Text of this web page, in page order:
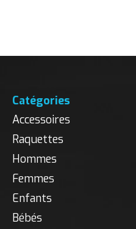
Catégories
Accessoires
Raquettes
Hommes
Femmes
Enfants
Bébés